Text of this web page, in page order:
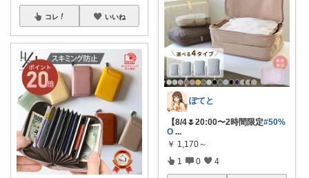
コレ いいね
ぽてと
【8/4🌷20:00〜2時間限定#50%
O ...
￥ 1,170～
1 0 4